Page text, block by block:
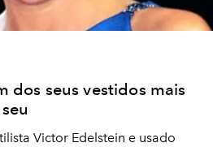
dos seus vestidos mais
Victor Edelstein e usado